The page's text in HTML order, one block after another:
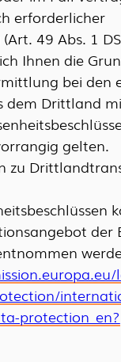
erforderlicher
49 Abs. 1
Ihnen die
bei den
dem Drittland
gelten.
zu
der
protection_en?